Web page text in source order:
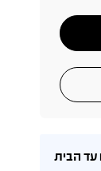
עד הבית